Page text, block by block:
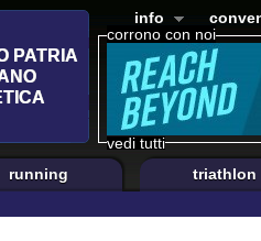
corrono con noi
vedi tutti
info
running triathlon